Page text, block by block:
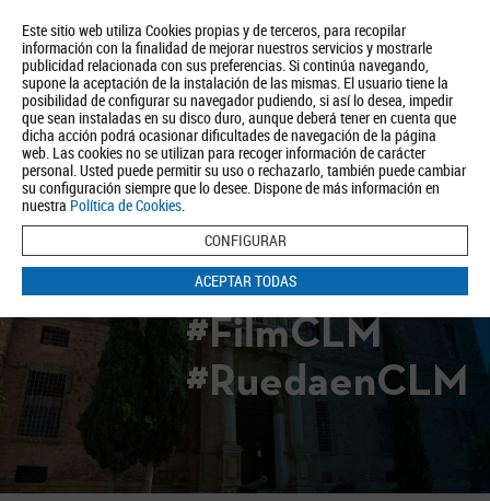
Este sitio web utiliza Cookies propias y de terceros, para recopilar
información con la finalidad de mejorar nuestros servicios y mostrarle
publicidad relacionada con sus preferencias. Si continúa navegando,
supone la aceptación de la instalación de las mismas. El usuario tiene la
posibilidad de configurar su navegador pudiendo, si así lo desea, impedir
que sean instaladas en su disco duro, aunque deberá tener en cuenta que
dicha acción podrá ocasionar dificultades de navegación de la página
web. Las cookies no se utilizan para recoger información de carácter
personal. Usted puede permitir su uso o rechazarlo, también puede cambiar
su configuración siempre que lo desee. Dispone de más información en
nuestra Política de Cookies.
CONFIGURAR
ACEPTAR TODAS
Quiénes somos Turismo Política de Privacidad Aviso Legal
Política de Cookies
BUSCAR
#FilmCLM
#RuedaenCLM